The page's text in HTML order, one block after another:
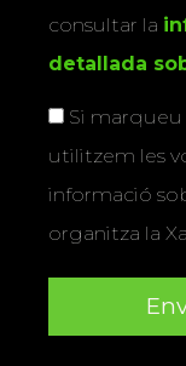
consultar la
detallada
Si marqueu
utilitzem les
informació
organitza la